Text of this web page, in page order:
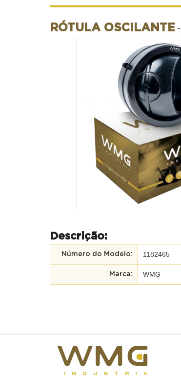
RÓTULA OSCILANTE
Descrição:
Número do Modelo: 1182465
Marca: WMG